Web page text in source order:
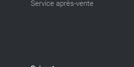
Service après-vente